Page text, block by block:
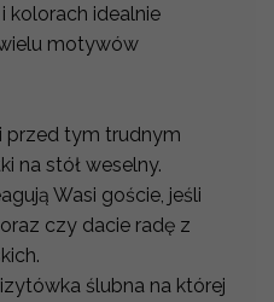
kolorach idealnie
motywów
przed tym trudnym
na stół weselny.
Wasi goście, jeśli
czy dacie radę z
ślubna na której